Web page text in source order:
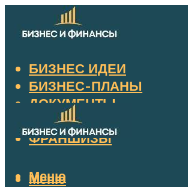
БИЗНЕС ИДЕИ
БИЗНЕС-ПЛАНЫ
ДОКУМЕНТЫ
НАЛОГИ
ФРАНШИЗЫ
Меню
Меню